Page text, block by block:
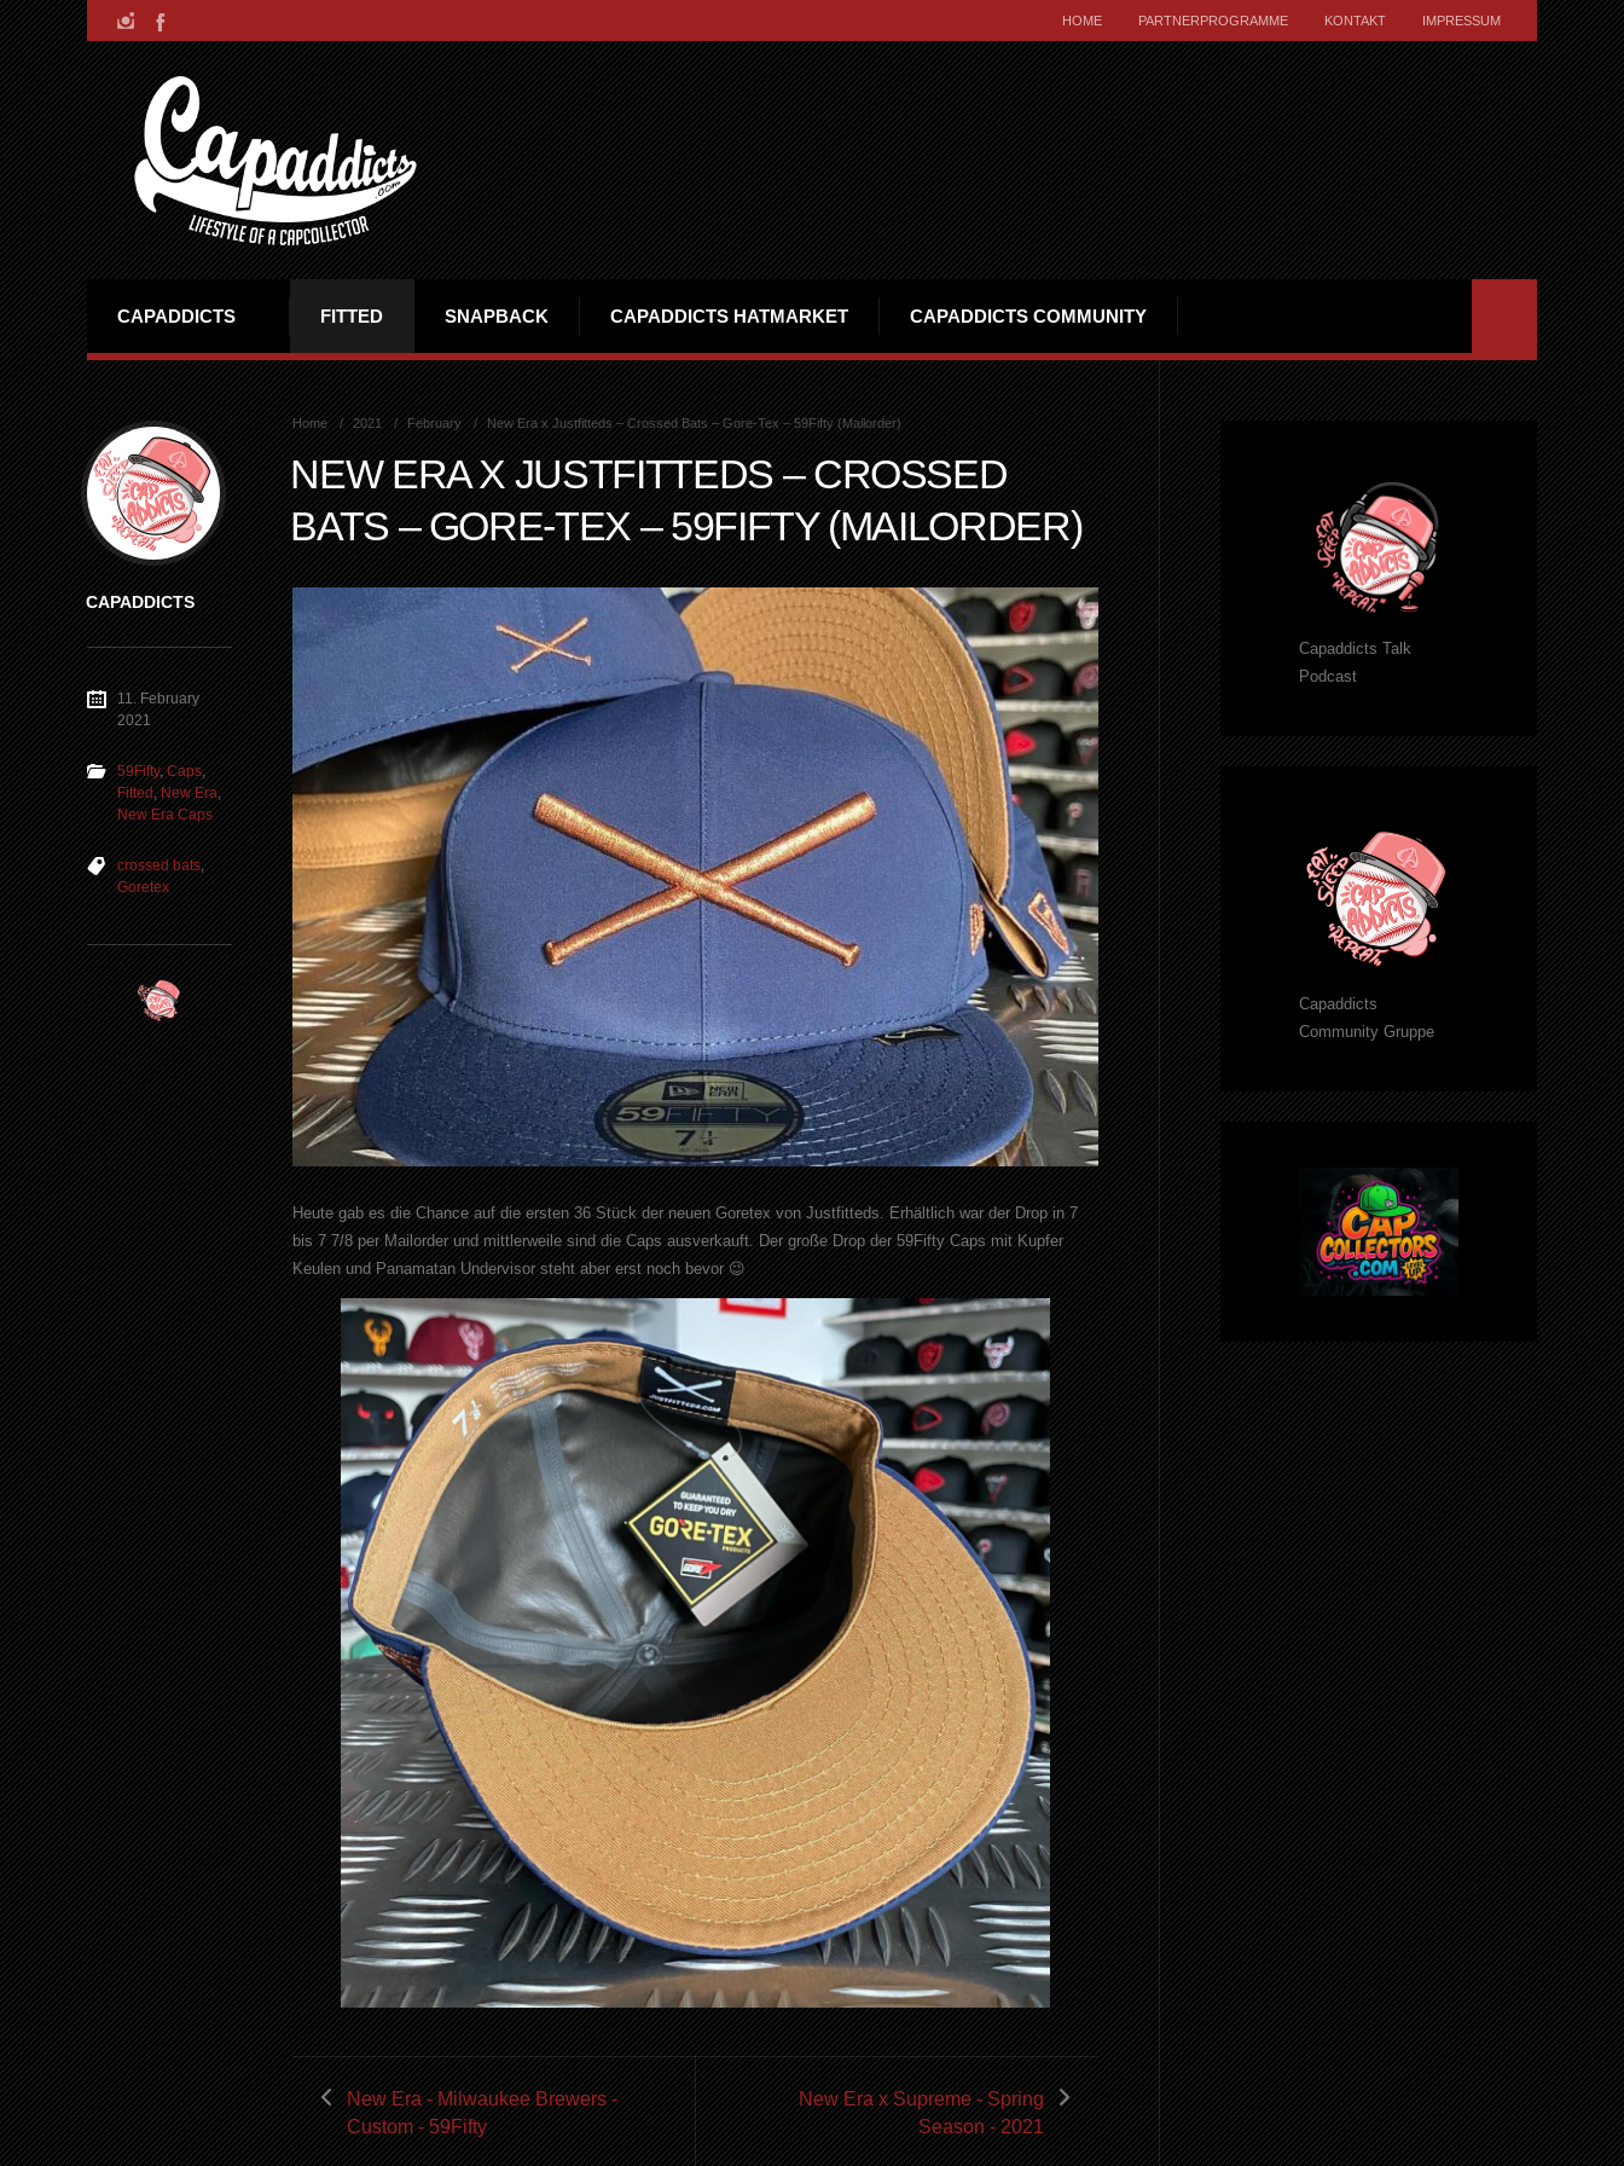
HOME PARTNERPROGRAMME KONTAKT IMPRESSUM
CAPADDICTS FITTED SNAPBACK CAPADDICTS HATMARKET CAPADDICTS COMMUNITY
Home 2021 February New Era x Justfitteds – Crossed Bats – Gore-Tex – 59Fifty (Mailorder)
NEW ERA X JUSTFITTEDS – CROSSED
BATS – GORE-TEX – 59FIFTY (MAILORDER)
Heute gab es die Chance auf die ersten 36 Stück der neuen Goretex von Justfitteds. Erhältlich war der Drop in 7
bis 7 7/8 per Mailorder und mittlerweile sind die Caps ausverkauft. Der große Drop der 59Fifty Caps mit Kupfer
Keulen und Panamatan Undervisor steht aber erst noch bevor 😉
New Era - Milwaukee Brewers -
Custom - 59Fifty
New Era x Supreme - Spring
Season - 2021
CAPADDICTS
11. February
2021
59Fifty,Caps,
Fitted,New Era,
New Era Caps
crossed bats,
Goretex
Capaddicts Talk
Podcast
Capaddicts
Community Gruppe